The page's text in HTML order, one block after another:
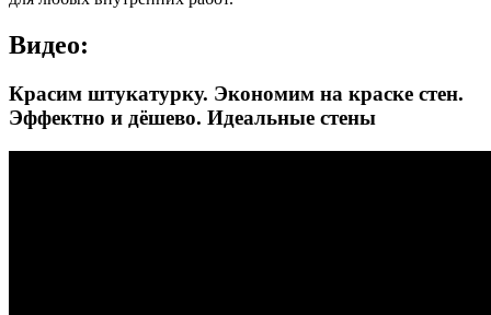
Видео:
Красим штукатурку. Экономим на краске стен.
Эффектно и дёшево. Идеальные стены